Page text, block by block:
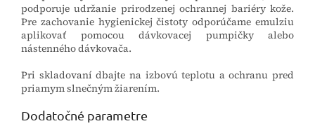
podporuje udržanie prirodzenej ochrannej bariéry kože.
Pre zachovanie hygienickej čistoty odporúčame emulziu
aplikovať pomocou dávkovacej pumpičky alebo
nástenného dávkovača.
Pri skladovaní dbajte na izbovú teplotu a ochranu pred
priamym slnečným žiarením.
Dodatočné parametre